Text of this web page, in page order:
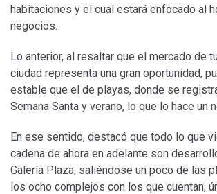
habitaciones y el cual estará enfocado al
negocios.
Lo anterior, al resaltar que el mercado de
ciudad representa una gran oportunidad,
estable que el de playas, donde se
Semana Santa y verano, lo que lo hace un
En ese sentido, destacó que todo lo que
cadena de ahora en adelante son
Galería Plaza, saliéndose un poco de las
los ocho complejos con los que cuentan,